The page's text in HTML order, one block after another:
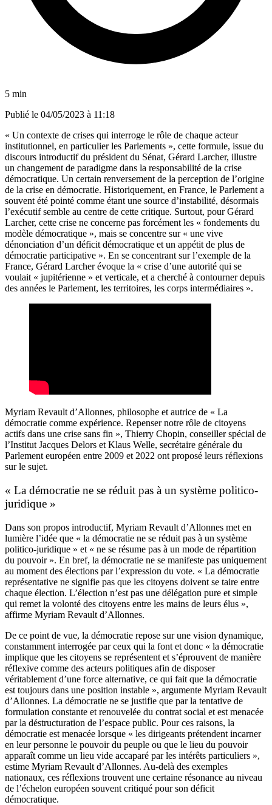
5 min
Publié le 04/05/2023 à 11:18
« Un contexte de crises qui interroge le rôle de chaque acteur
institutionnel, en particulier les Parlements », cette formule, issue du
discours introductif du président du Sénat, Gérard Larcher, illustre
un changement de paradigme dans la responsabilité de la crise
démocratique. Un certain renversement de la perception de l’origine
de la crise en démocratie. Historiquement, en France, le Parlement a
souvent été pointé comme étant une source d’instabilité, désormais
l’exécutif semble au centre de cette critique. Surtout, pour Gérard
Larcher, cette crise ne concerne pas forcément les « fondements du
modèle démocratique », mais se concentre sur « une vive
dénonciation d’un déficit démocratique et un appétit de plus de
démocratie participative ». En se concentrant sur l’exemple de la
France, Gérard Larcher évoque la « crise d’une autorité qui se
voulait « jupitérienne » et verticale, et a cherché à contourner depuis
des années le Parlement, les territoires, les corps intermédiaires ».
Myriam Revault d’Allonnes, philosophe et autrice de « La
démocratie comme expérience. Repenser notre rôle de citoyens
actifs dans une crise sans fin », Thierry Chopin, conseiller spécial de
l’Institut Jacques Delors et Klaus Welle, secrétaire générale du
Parlement européen entre 2009 et 2022 ont proposé leurs réflexions
sur le sujet.
« La démocratie ne se réduit pas à un système politico-
juridique »
Dans son propos introductif, Myriam Revault d’Allonnes met en
lumière l’idée que « la démocratie ne se réduit pas à un système
politico-juridique » et « ne se résume pas à un mode de répartition
du pouvoir ». En bref, la démocratie ne se manifeste pas uniquement
au moment des élections par l’expression du vote. « La démocratie
représentative ne signifie pas que les citoyens doivent se taire entre
chaque élection. L’élection n’est pas une délégation pure et simple
qui remet la volonté des citoyens entre les mains de leurs élus »,
affirme Myriam Revault d’Allonnes.
De ce point de vue, la démocratie repose sur une vision dynamique,
constamment interrogée par ceux qui la font et donc « la démocratie
implique que les citoyens se représentent et s’éprouvent de manière
réflexive comme des acteurs politiques afin de disposer
véritablement d’une force alternative, ce qui fait que la démocratie
est toujours dans une position instable », argumente Myriam Revault
d’Allonnes. La démocratie ne se justifie que par la tentative de
formulation constante et renouvelée du contrat social et est menacée
par la déstructuration de l’espace public. Pour ces raisons, la
démocratie est menacée lorsque « les dirigeants prétendent incarner
en leur personne le pouvoir du peuple ou que le lieu du pouvoir
apparaît comme un lieu vide accaparé par les intérêts particuliers »,
estime Myriam Revault d’Allonnes. Au-delà des exemples
nationaux, ces réflexions trouvent une certaine résonance au niveau
de l’échelon européen souvent critiqué pour son déficit
démocratique.